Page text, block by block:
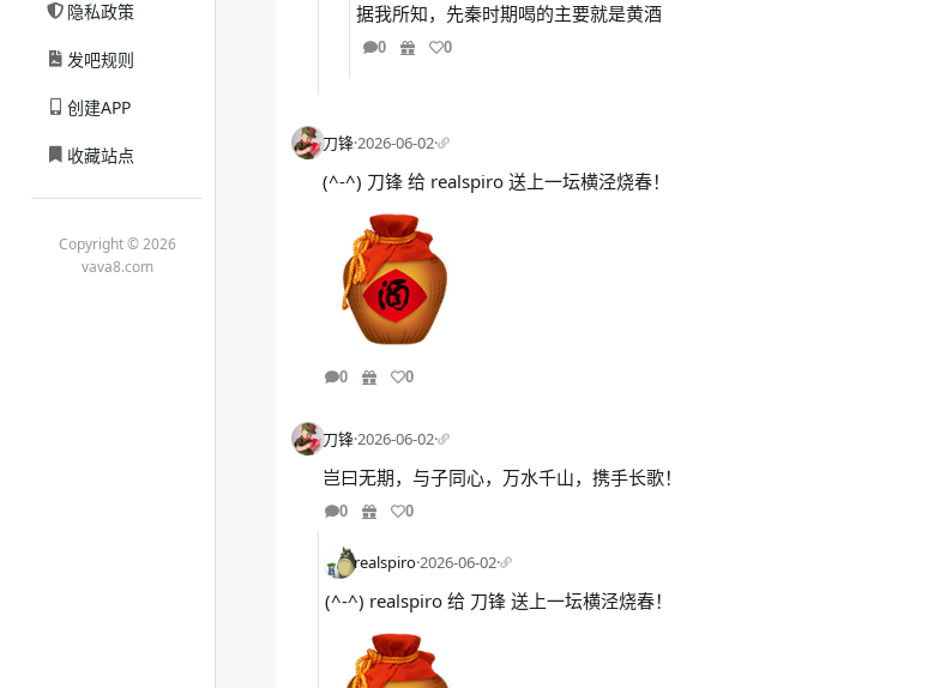
隐私政策
发吧规则
创建APP
收藏站点
Copyright © 2026
vava8.com
据我所知，先秦时期喝的主要就是黄酒
0 0
刀锋·2026-06-02·
(^-^) 刀锋 给 realspiro 送上一坛横泾烧春！
0 0
刀锋·2026-06-02·
岂曰无期，与子同心，万水千山，携手长歌！
0 0
realspiro·2026-06-02·
(^-^) realspiro 给 刀锋 送上一坛横泾烧春！